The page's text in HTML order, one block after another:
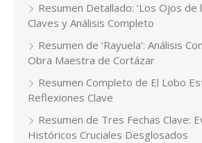
Resumen Detallado: ‘Los Ojos de
Claves y Análisis Completo
Resumen de ‘Rayuela’: Análisis
Obra Maestra de Cortázar
Resumen Completo de El Lobo
Reflexiones Clave
Resumen de Tres Fechas Clave:
Históricos Cruciales Desglosados